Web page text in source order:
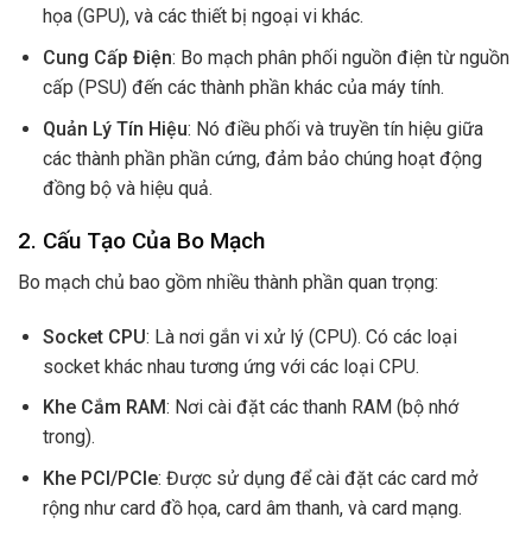
họa (GPU), và các thiết bị ngoại vi khác.
Cung Cấp Điện: Bo mạch phân phối nguồn điện từ nguồn
cấp (PSU) đến các thành phần khác của máy tính.
Quản Lý Tín Hiệu: Nó điều phối và truyền tín hiệu giữa
các thành phần phần cứng, đảm bảo chúng hoạt động
đồng bộ và hiệu quả.
2. Cấu Tạo Của Bo Mạch
Bo mạch chủ bao gồm nhiều thành phần quan trọng:
Socket CPU: Là nơi gắn vi xử lý (CPU). Có các loại
socket khác nhau tương ứng với các loại CPU.
Khe Cắm RAM: Nơi cài đặt các thanh RAM (bộ nhớ
trong).
Khe PCI/PCIe: Được sử dụng để cài đặt các card mở
rộng như card đồ họa, card âm thanh, và card mạng.